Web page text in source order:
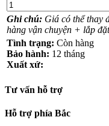
Ghi chú: Giá có thể thay
hàng vận chuyện + lắp đặt
Tình trạng: Còn hàng
Bảo hành: 12 tháng
Xuất xứ:
Tư vấn hỗ trợ
Hỗ trợ phía Bắc